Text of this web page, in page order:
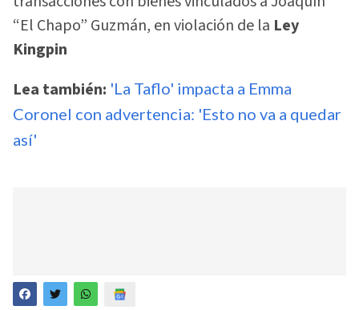
“El Chapo” Guzmán, en violación de la Ley
Kingpin
Lea también: 'La Taflo' impacta a Emma
Coronel con advertencia: 'Esto no va a quedar
así'